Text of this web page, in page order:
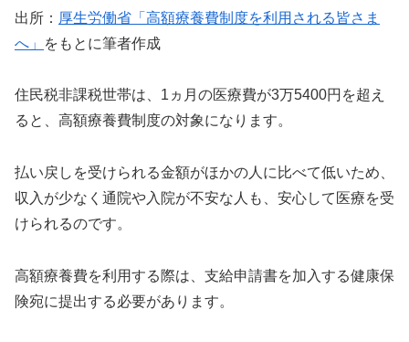
出所： 厚生労働省「高額療養費制度を利用される皆さま
へ」
をもとに筆者作成
住民税非課税世帯は、1ヵ月の医療費が3万5400円を超え
ると、高額療養費制度の対象になります。
払い戻しを受けられる金額がほかの人に比べて低いため、
収入が少なく通院や入院が不安な人も、安心して医療を受
けられるのです。
高額療養費を利用する際は、支給申請書を加入する健康保
険宛に提出する必要があります。